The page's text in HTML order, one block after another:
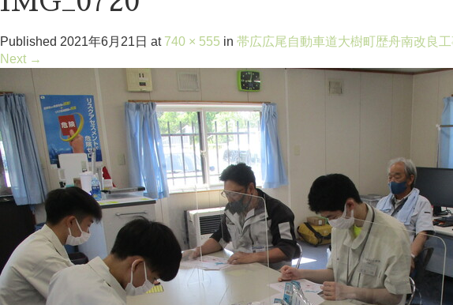
Published 2021年6月21日 at 740 × 555 in 帯広広尾自動車道大樹町歴舟南改良
Next →